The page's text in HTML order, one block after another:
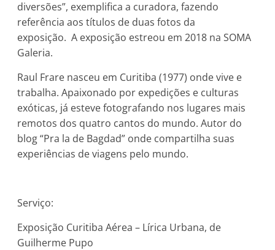
diversões”, exemplifica a curadora, fazendo
referência aos títulos de duas fotos da
exposição. A exposição estreou em 2018 na SOMA
Galeria.
Raul Frare nasceu em Curitiba (1977) onde vive e
trabalha. Apaixonado por expedições e culturas
exóticas, já esteve fotografando nos lugares mais
remotos dos quatro cantos do mundo. Autor do
blog “Pra la de Bagdad” onde compartilha suas
experiências de viagens pelo mundo.
Serviço:
Exposição Curitiba Aérea – Lírica Urbana, de
Guilherme Pupo